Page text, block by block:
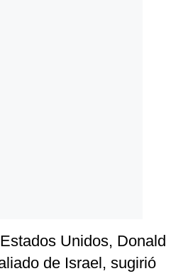
Unidos, Donald
de Israel, sugirió